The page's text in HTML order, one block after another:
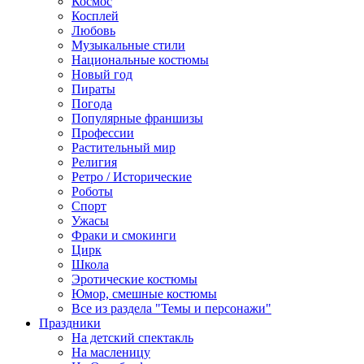
Косплей
Любовь
Музыкальные стили
Национальные костюмы
Новый год
Пираты
Погода
Популярные франшизы
Профессии
Растительный мир
Религия
Ретро / Исторические
Роботы
Спорт
Ужасы
Фраки и смокинги
Цирк
Школа
Эротические костюмы
Юмор, смешные костюмы
Все из раздела "Темы и персонажи"
Праздники
На детский спектакль
На масленицу